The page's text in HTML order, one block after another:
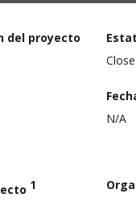
del proyecto
N/A
1